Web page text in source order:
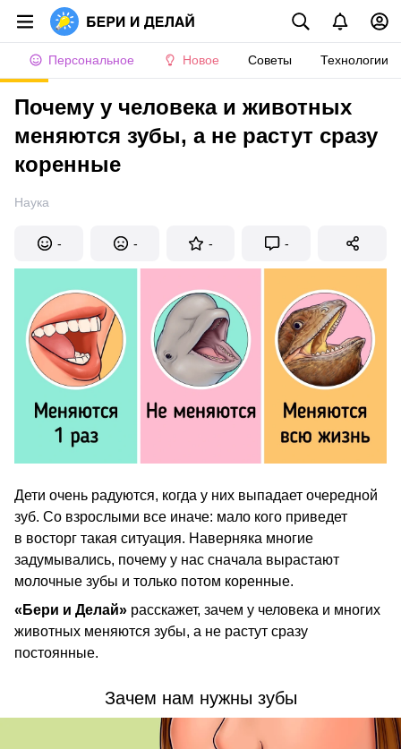
Персональное Новое Советы Технологии
Почему у человека и животных
меняются зубы, а не растут сразу
коренные
Наука
- - - -
Дети очень радуются, когда у них выпадает очередной
зуб. Со взрослыми все иначе: мало кого приведет
в восторг такая ситуация. Наверняка многие
задумывались, почему у нас сначала вырастают
молочные зубы и только потом коренные.
«Бери и Делай» расскажет, зачем у человека и многих
животных меняются зубы, а не растут сразу
постоянные.
Зачем нам нужны зубы